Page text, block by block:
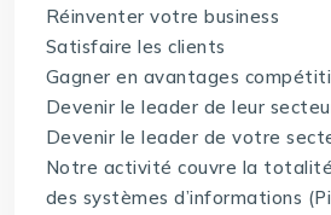
Réinventer votre business
Satisfaire les clients
Gagner en avantages
Devenir le leader de leur
Devenir le leader de votre
Notre activité couvre la
des systèmes d’informations